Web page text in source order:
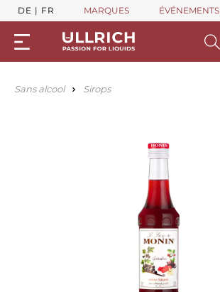
DE FR MARQUES ÉVÉNEMENTS
Sans alcool Sirops